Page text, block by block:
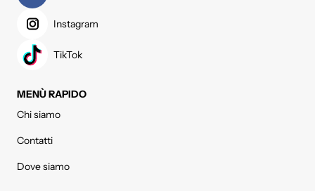
Instagram
TikTok
MENÙ RAPIDO
Chi siamo
Contatti
Dove siamo